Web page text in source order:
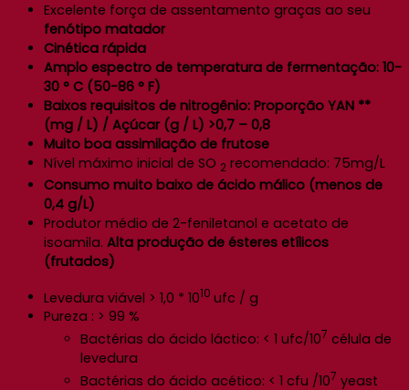
Excelente força de assentamento graças ao seu
fenótipo matador
Cinética rápida
Amplo espectro de temperatura de fermentação: 10-
30 ° C (50-86 ° F)
Baixos requisitos de nitrogênio: Proporção YAN **
(mg / L) / Açúcar (g / L) >0,7 – 0,8
Muito boa assimilação de frutose
Nível máximo inicial de SO 2 recomendado: 75mg/L
Consumo muito baixo de ácido málico (menos de
0,4 g/L)
Produtor médio de 2-feniletanol e acetato de
isoamila. Alta produção de ésteres etílicos
(frutados)
Levedura viável > 1,0 * 1010 ufc / g
Pureza : > 99 %
Bactérias do ácido láctico: < 1 ufc/107 célula de
levedura
Bactérias do ácido acético: < 1 cfu /107 yeast